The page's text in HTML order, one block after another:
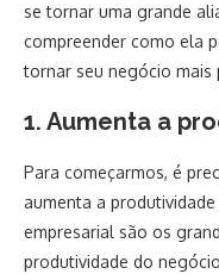
se tornar uma grande
compreender como ela
tornar seu negócio mais
1. Aumenta a
Para começarmos, é
aumenta a
empresarial são os
produtividade do